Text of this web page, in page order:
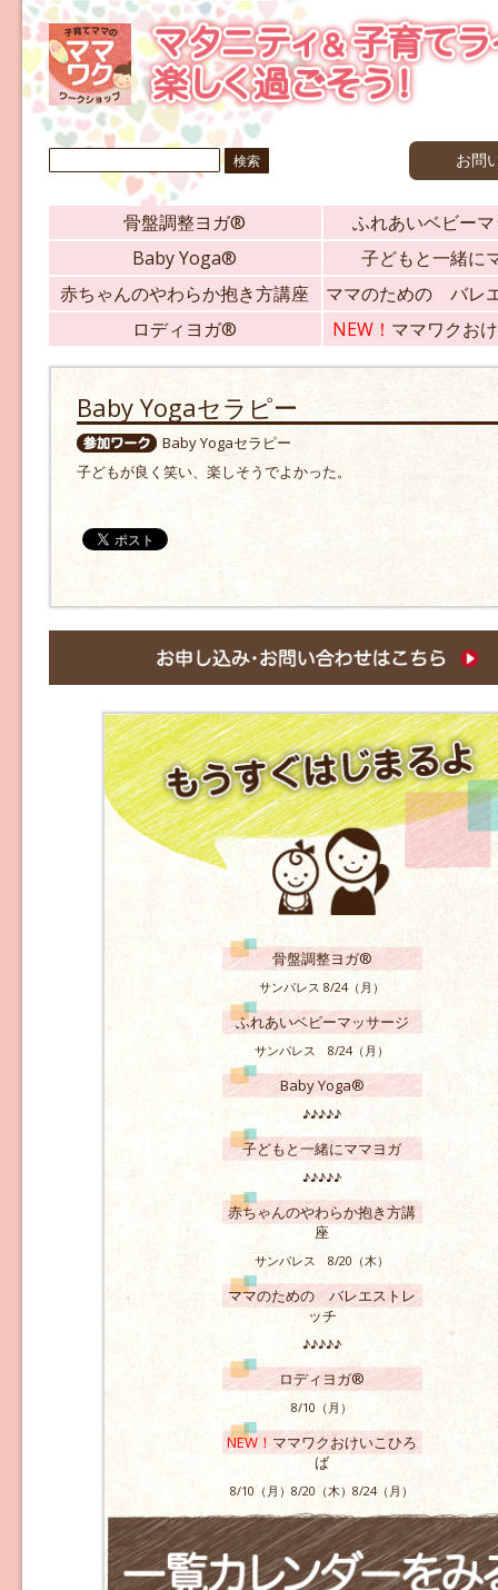
検
索: お問
骨盤調整ヨガ®
ふれあいベビー
Baby Yoga®
子どもと一緒に
赤ちゃんのやわらか抱き方講座
ママのための バレ
ロディヨガ®
NEW！ ママワクお
Baby Yogaセラピー
Baby Yogaセラピー
子どもが良く笑い、楽しそうでよかった。
骨盤調整ヨガ®
サンパレス 8/24（月）
ふれあいベビーマッサージ
サンパレス 8/24（月）
Baby Yoga®
♪♪♪♪♪
子どもと一緒にママヨガ
♪♪♪♪♪
赤ちゃんのやわらか抱き方講
座
サンパレス 8/20（木）
ママのための バレエストレ
ッチ
♪♪♪♪♪
ロディヨガ®
8/10（月）
NEW！ママワクおけいこひろ
ば
8/10（月）8/20（木）8/24（月）